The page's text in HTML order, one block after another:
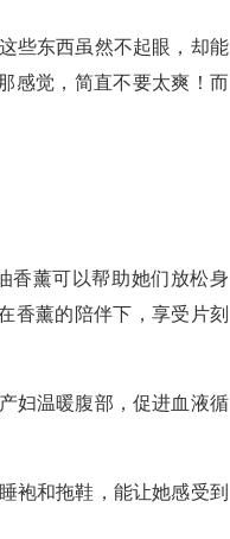
些东西虽然不起眼，却能
感觉，简直不要太爽！而
香薰可以帮助她们放松身
香薰的陪伴下，享受片刻
妇温暖腹部，促进血液循
袍和拖鞋，能让她感受到